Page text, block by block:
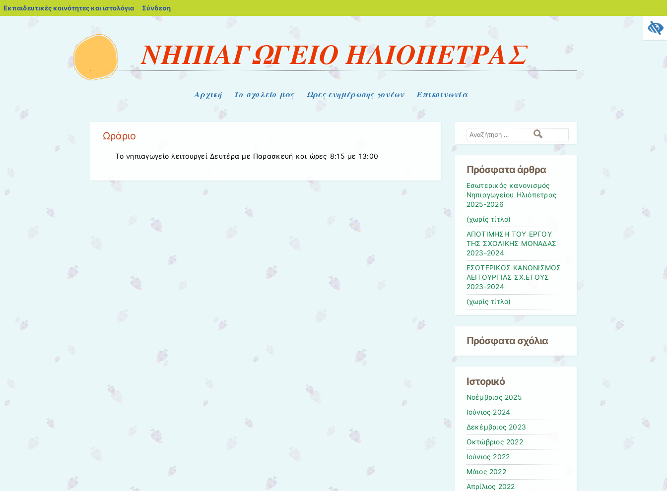
Εκπαιδευτικές κοινότητες και ιστολόγια blogs.sch.gr
Σύνδεση
ΝΗΠΙΑΓΩΓΕΙΟ ΗΛΙΟΠΕΤΡΑΣ
Μετάβαση στο περιεχόμενοΑρχική Το σχολείο μας Ώρες ενημέρωσης γονέων Επικοινωνία
Ωράριο
Το νηπιαγωγείο λειτουργεί Δευτέρα με Παρασκευή και ώρες 8:15 με 13:00
Αναζήτηση
Πρόσφατα άρθρα
Εσωτερικός κανονισμός
Νηπιαγωγείου Ηλιόπετρας
2025-2026
(χωρίς τίτλο)
ΑΠΟΤΙΜΗΣΗ ΤΟΥ ΕΡΓΟΥ
ΤΗΣ ΣΧΟΛΙΚΗΣ ΜΟΝΑΔΑΣ
2023-2024
ΕΣΩΤΕΡΙΚΟΣ ΚΑΝΟΝΙΣΜΟΣ
ΛΕΙΤΟΥΡΓΙΑΣ ΣΧ.ΕΤΟΥΣ
2023-2024
(χωρίς τίτλο)
Πρόσφατα σχόλια
Ιστορικό
Νοέμβριος 2025
Ιούνιος 2024
Δεκέμβριος 2023
Οκτώβριος 2022
Ιούνιος 2022
Μάιος 2022
Απρίλιος 2022